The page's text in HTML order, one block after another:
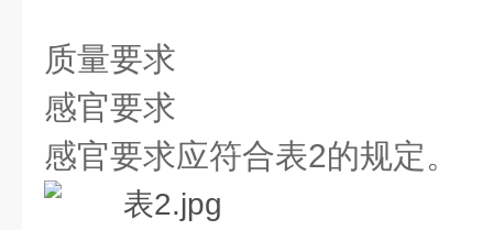
质量要求
感官要求
感官要求应符合表2的规定。